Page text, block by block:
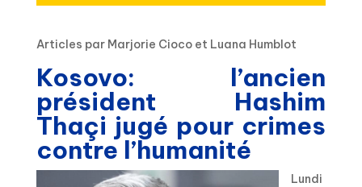
Articles par Marjorie Cioco et Luana Humblot
Kosovo: l’ancien
président Hashim
Thaçi jugé pour crimes
contre l’humanité
Lundi